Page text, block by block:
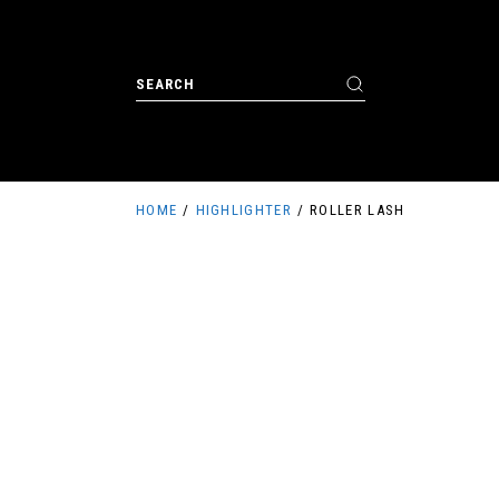
HOME HIGHLIGHTER ROLLER LASH